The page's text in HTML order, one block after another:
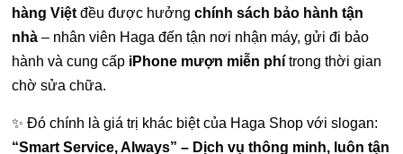
hàng Việt đều được hưởngchính sách bảo hành tận
nhà – nhân viên Haga đến tận nơi nhận máy, gửi đi bảo
hành và cung cấp iPhone mượn miễn phí trong thời gian
chờ sửa chữa.
✨ Đó chính là giá trị khác biệt của Haga Shop với slogan:
“Smart Service, Always” – Dịch vụ thông minh, luôn tận